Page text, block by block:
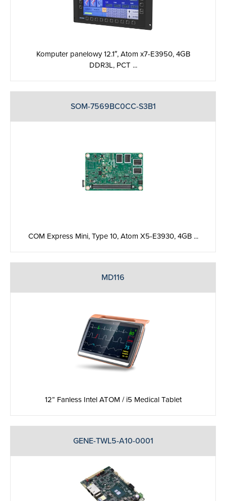
Komputer panelowy 12.1″, Atom x7-E3950, 4GB
DDR3L, PCT ...
SOM-7569BC0CC-S3B1
COM Express Mini, Type 10, Atom X5-E3930, 4GB ...
MD116
12” Fanless Intel ATOM / i5 Medical Tablet
GENE-TWL5-A10-0001